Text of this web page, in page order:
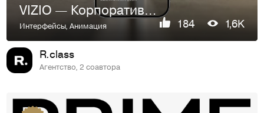
VIZIO — Корпоративный сайт
Интерфейсы,Анимация 184 1,6K
R.class
Агентство, 2 соавтора